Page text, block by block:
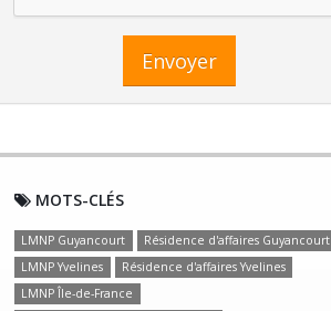
Envoyer
MOTS-CLÉS
LMNP Guyancourt
Résidence d'affaires Guyancourt
LMNP Yvelines
Résidence d'affaires Yvelines
LMNP Île-de-France